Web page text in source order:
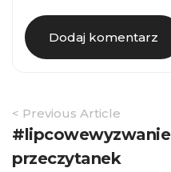
Article
Navigation
< Previous Article
#lipcowewyzwanie
przeczytanek